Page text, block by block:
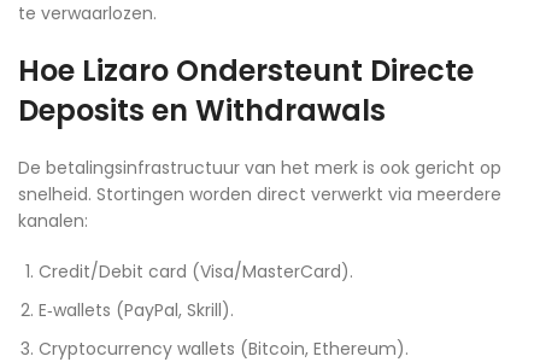
te verwaarlozen.
Hoe Lizaro Ondersteunt Directe
Deposits en Withdrawals
De betalingsinfrastructuur van het merk is ook gericht op
snelheid. Stortingen worden direct verwerkt via meerdere
kanalen:
Credit/Debit card (Visa/MasterCard).
E‑wallets (PayPal, Skrill).
Cryptocurrency wallets (Bitcoin, Ethereum).